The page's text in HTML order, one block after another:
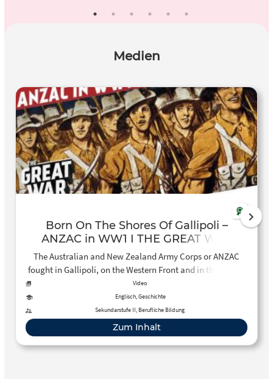
Medien
Born On The Shores Of Gallipoli –
ANZAC in WW1 I THE GREAT WAR
Special
The Australian and New Zealand Army Corps or ANZAC
fought in Gallipoli, on the Western Front and in the Middle
East during World War 1. Even though the Gallipoli
campaign was an ultimate failure, it was the birth hour of
the New Zealand and Australian national consciousness.
Find out how the Great War shaped Australia and New
Zealand in our special episode.
Video
Englisch, Geschichte
Sekundarstufe II, Berufliche Bildung
Zum Inhalt